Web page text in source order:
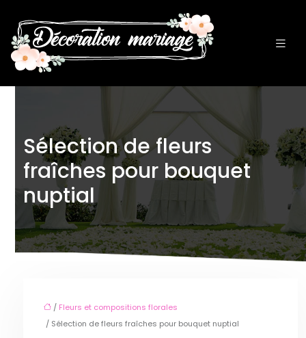
Sélection de fleurs
fraîches pour bouquet
nuptial
/ Fleurs et compositions florales
/ Sélection de fleurs fraîches pour bouquet nuptial